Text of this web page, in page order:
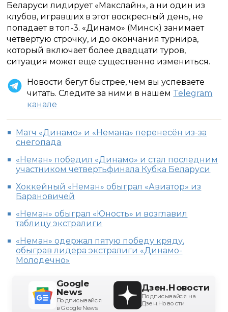
Беларуси лидирует «Макслайн», а ни один из
клубов, игравших в этот воскресный день, не
попадает в топ-3. «Динамо» (Минск) занимает
четвертую строчку, и до окончания турнира,
который включает более двадцати туров,
ситуация может еще существенно измениться.
Новости бегут быстрее, чем вы успеваете
читать. Следите за ними в нашем Telegram
канале
Матч «Динамо» и «Немана» перенесён из-за
снегопада
«Неман» победил «Динамо» и стал последним
участником четвертьфинала Кубка Беларуси
Хоккейный «Неман» обыграл «Авиатор» из
Барановичей
«Неман» обыграл «Юность» и возглавил
таблицу экстралиги
«Неман» одержал пятую победу кряду,
обыграв лидера экстралиги «Динамо-
Молодечно»
Google
News
Подписывайся
в Google News
Дзен.Новости
Подписывайся на
Дзен.Новости